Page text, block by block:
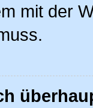
mit der